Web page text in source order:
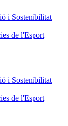
i Sostenibilitat
de l'Esport
i Sostenibilitat
de l'Esport